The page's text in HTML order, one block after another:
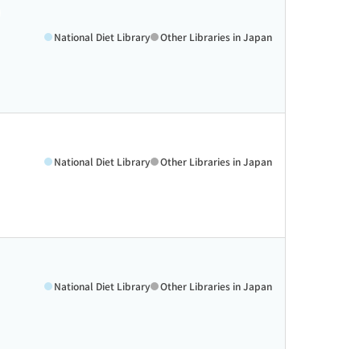
National Diet Library Other Libraries in Japan
National Diet Library Other Libraries in Japan
National Diet Library Other Libraries in Japan